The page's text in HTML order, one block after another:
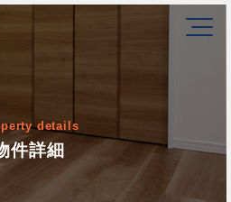
details
件詳細